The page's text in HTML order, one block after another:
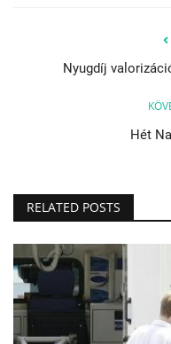
Nyugdíj
Hét
RELATED POSTS